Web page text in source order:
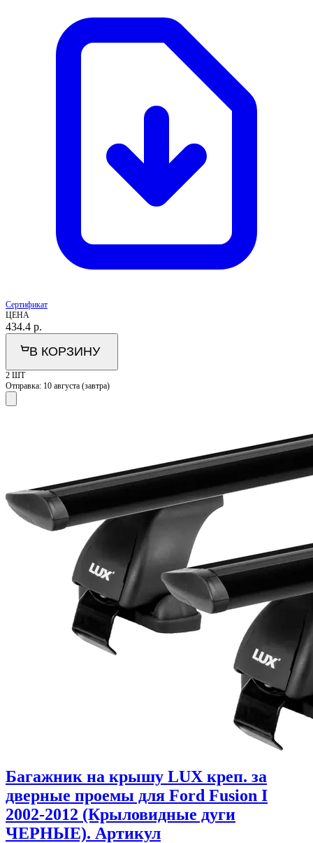
Сертификат
ЦЕНА
434.4 р.
В КОРЗИНУ
2 ШТ
Отправка: 10 августа (завтра)
Багажник на крышу LUX креп. за
дверные проемы для Ford Fusion I
2002-2012 (Крыловидные дуги
ЧЕРНЫЕ). Артикул